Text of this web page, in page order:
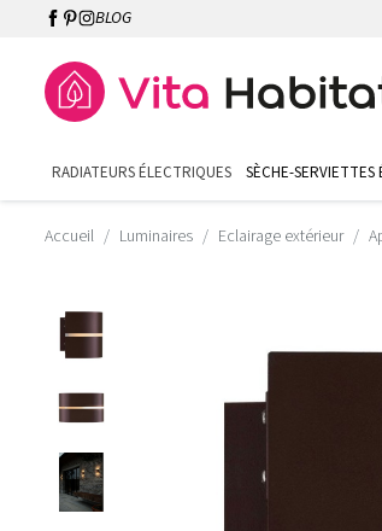
BLOG
RADIATEURS ÉLECTRIQUES SÈCHE-SERVIETTES
Accueil Luminaires Eclairage extérieur